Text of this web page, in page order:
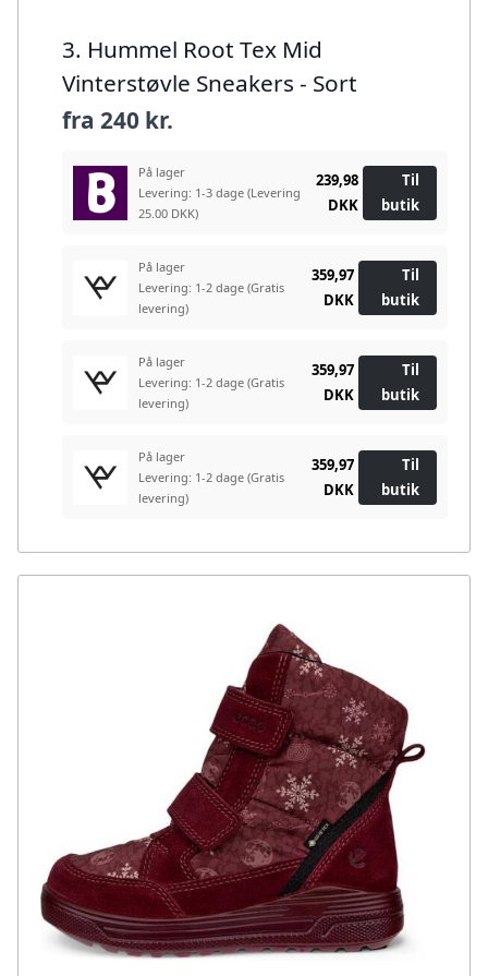
3. Hummel Root Tex Mid
Vinterstøvle Sneakers - Sort
fra 240 kr.
På lager
Levering: 1-3 dage (Levering
25.00 DKK)
239,98
DKK
Til
butik
På lager
Levering: 1-2 dage (Gratis
levering)
359,97
DKK
Til
butik
På lager
Levering: 1-2 dage (Gratis
levering)
359,97
DKK
Til
butik
På lager
Levering: 1-2 dage (Gratis
levering)
359,97
DKK
Til
butik